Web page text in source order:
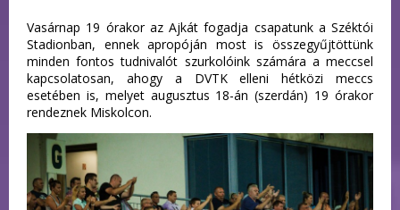
Vasárnap 19 órakor az Ajkát fogadja csapatunk a Széktói
Stadionban, ennek apropóján most is összegyűjtöttünk
minden fontos tudnivalót szurkolóink számára a meccsel
kapcsolatosan, ahogy a DVTK elleni hétközi meccs
esetében is, melyet augusztus 18-án (szerdán) 19 órakor
rendeznek Miskolcon.